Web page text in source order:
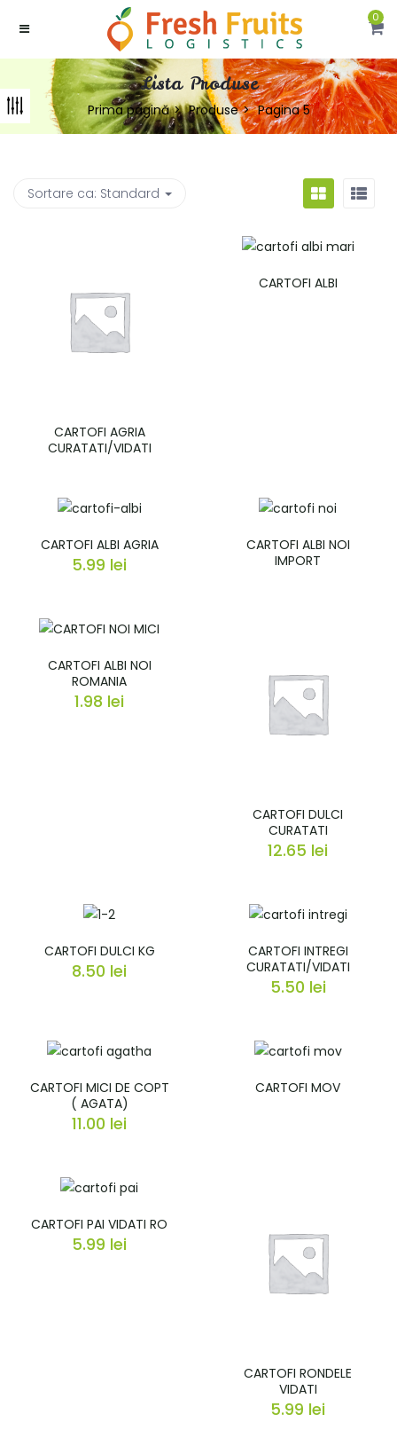
0
Lista Produse
Prima pagină Produse Pagina 5
Sortare ca: Standard
CARTOFI AGRIA
CURATATI/VIDATI
CARTOFI ALBI
CARTOFI ALBI AGRIA
5.99 lei
CARTOFI ALBI NOI
IMPORT
CARTOFI ALBI NOI
ROMANIA
1.98 lei
CARTOFI DULCI
CURATATI
12.65 lei
CARTOFI DULCI KG
8.50 lei
CARTOFI INTREGI
CURATATI/VIDATI
5.50 lei
CARTOFI MICI DE COPT
( AGATA)
11.00 lei
CARTOFI MOV
CARTOFI PAI VIDATI RO
5.99 lei
CARTOFI RONDELE
VIDATI
5.99 lei